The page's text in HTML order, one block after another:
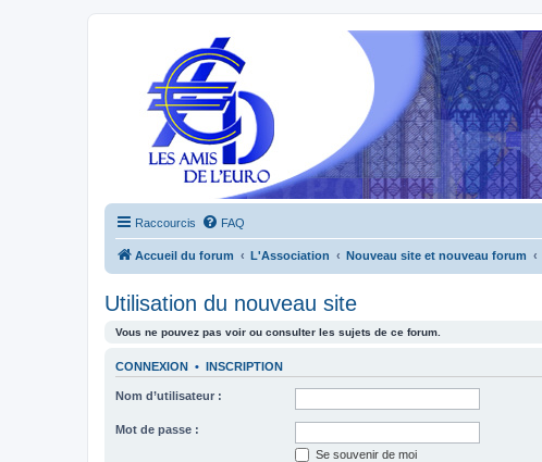
Raccourcis FAQ
Accueil du forum L'Association Nouveau site et nouveau forum
Utilisation du nouveau site
Vous ne pouvez pas voir ou consulter les sujets de ce forum.
CONNEXION • INSCRIPTION
Nom d’utilisateur :
Mot de passe :
Se souvenir de moi